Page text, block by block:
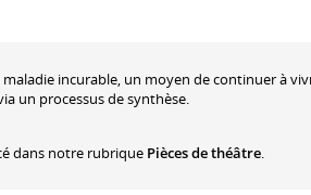
incurable, un moyen de continuer à
un processus de synthèse.
dans notre rubrique Pièces de théâtre.